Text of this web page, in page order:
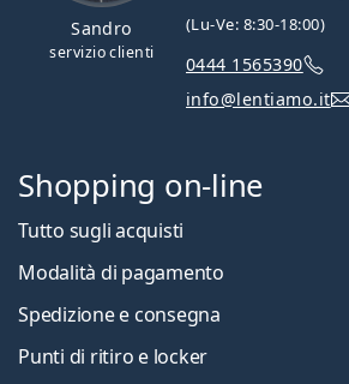
Sandro
servizio clienti
(Lu-Ve: 8:30-18:00)
0444 1565390
info@lentiamo.it
Shopping on-line
Tutto sugli acquisti
Modalità di pagamento
Spedizione e consegna
Punti di ritiro e locker